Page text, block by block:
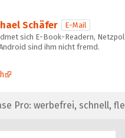
Schäfer
E-Mail
sich E-Book-Readern,
sind ihm nicht fremd.
Pro: werbefrei, schnell,